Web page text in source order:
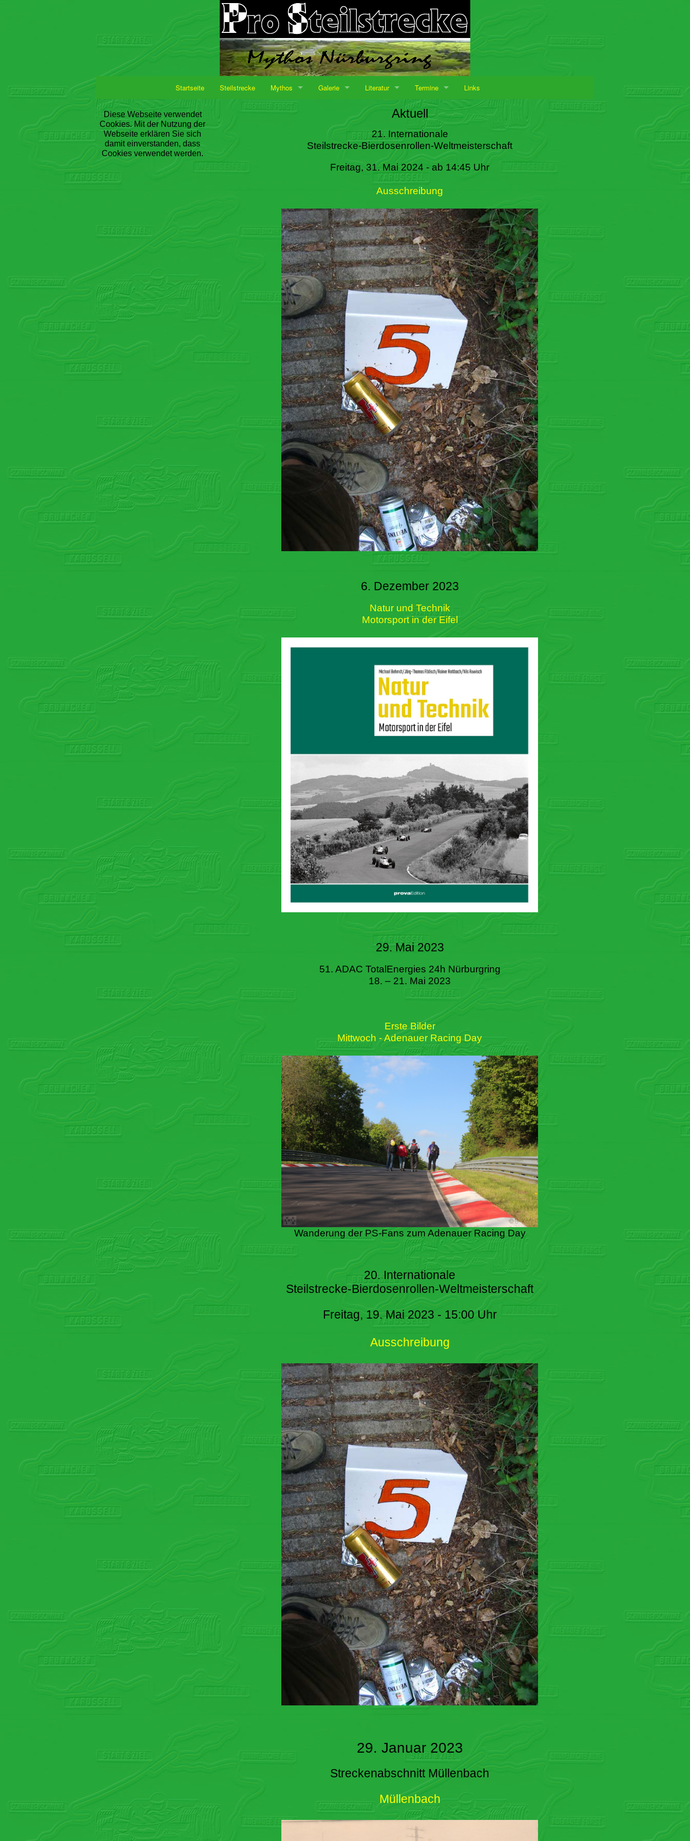
Startseite Steilstrecke Mythos Galerie Literatur Termine Links
Diese Webseite verwendet
Cookies. Mit der Nutzung der
Webseite erklären Sie sich
damit einverstanden, dass
Cookies verwendet werden.
Aktuell
21. Internationale
Steilstrecke-Bierdosenrollen-Weltmeisterschaft
Freitag, 31. Mai 2024 - ab 14:45 Uhr
Ausschreibung
6. Dezember 2023
Natur und Technik
Motorsport in der Eifel
29. Mai 2023
51. ADAC TotalEnergies 24h Nürburgring
18. – 21. Mai 2023
Erste Bilder
Mittwoch - Adenauer Racing Day
Wanderung der PS-Fans zum Adenauer Racing Day
20. Internationale
Steilstrecke-Bierdosenrollen-Weltmeisterschaft
Freitag, 19. Mai 2023 - 15:00 Uhr
Ausschreibung
29. Januar 2023
Streckenabschnitt Müllenbach
Müllenbach